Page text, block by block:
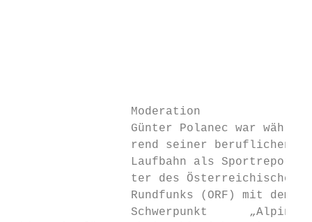
                 Moderation
                 Günter Polanec war wäh-
                 rend seiner beruflichen
Laufbahn als Sportrepor-
ter des Österreichischen
Rundfunks (ORF) mit dem
                 Schwerpunkt      „Alpiner